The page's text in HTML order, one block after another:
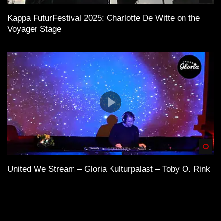
Kappa FuturFestival 2025: Charlotte De Witte on the
Voyager Stage
United We Stream – Gloria Kulturpalast – Toby O. Rink